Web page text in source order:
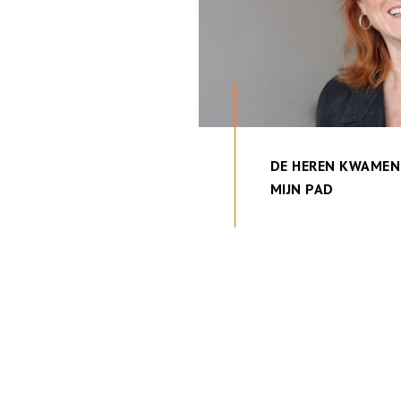
DE HEREN
MIJN PAD